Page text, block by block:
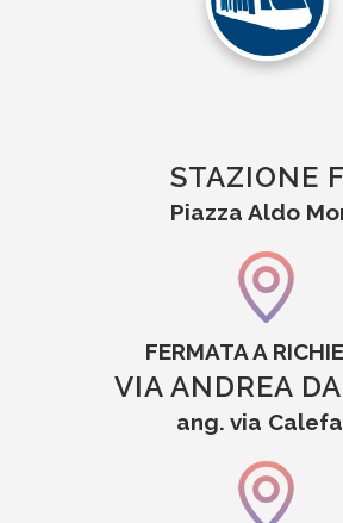
STAZIONE
Piazza Aldo
FERMATA A
VIA ANDREA
ang. via